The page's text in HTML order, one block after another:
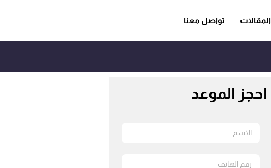
المقالات تواصل معنا
احجز الموعد